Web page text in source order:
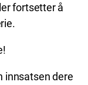
fortsetter å
innsatsen dere